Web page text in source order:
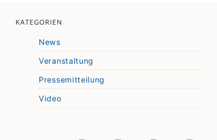
KATEGORIEN
News
Veranstaltung
Pressemitteilung
Video